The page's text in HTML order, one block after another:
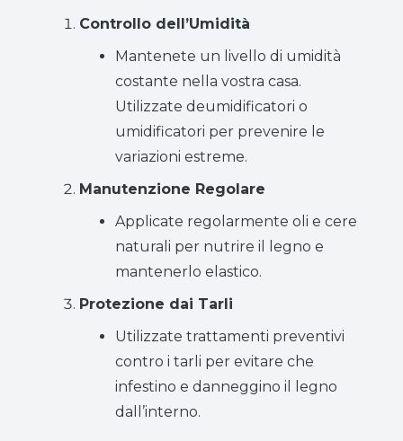
Controllo dell’Umidità
Mantenete un livello di umidità
costante nella vostra casa.
Utilizzate deumidificatori o
umidificatori per prevenire le
variazioni estreme.
Manutenzione Regolare
Applicate regolarmente oli e cere
naturali per nutrire il legno e
mantenerlo elastico.
Protezione dai Tarli
Utilizzate trattamenti preventivi
contro i tarli per evitare che
infestino e danneggino il legno
dall’interno.